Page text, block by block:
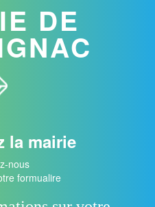
DE
la mairie
nous
formualire